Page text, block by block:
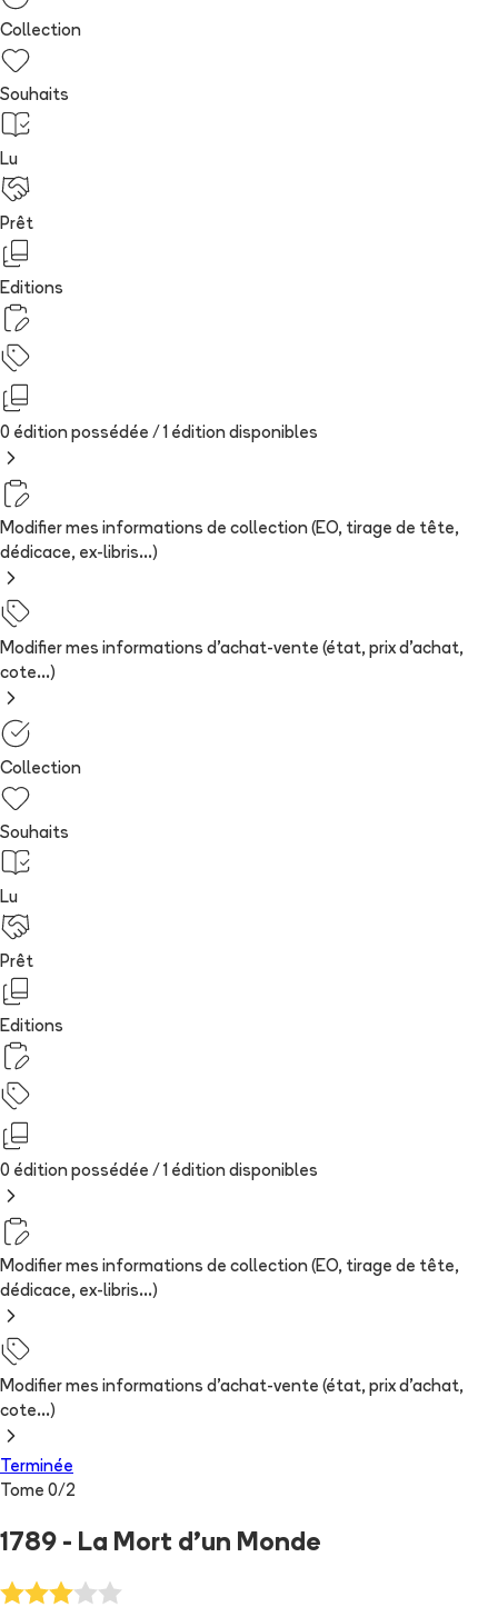
Collection
Souhaits
Lu
Prêt
Editions
0 édition possédée / 1 édition disponibles
Modifier mes informations de collection (EO, tirage de tête,
dédicace, ex-libris...)
Modifier mes informations d'achat-vente (état, prix d'achat,
cote...)
Collection
Souhaits
Lu
Prêt
Editions
0 édition possédée / 1 édition disponibles
Modifier mes informations de collection (EO, tirage de tête,
dédicace, ex-libris...)
Modifier mes informations d'achat-vente (état, prix d'achat,
cote...)
Terminée
Tome 0/2
1789 - La Mort d'un Monde